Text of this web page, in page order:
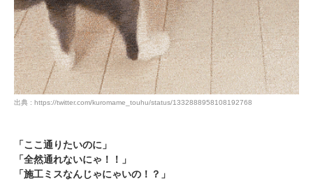
出典 : https://twitter.com/kuromame_touhu/status/1332888958108192768
「ここ通りたいのに」
「全然通れないにゃ！！」
「施工ミスなんじゃにゃいの！？」